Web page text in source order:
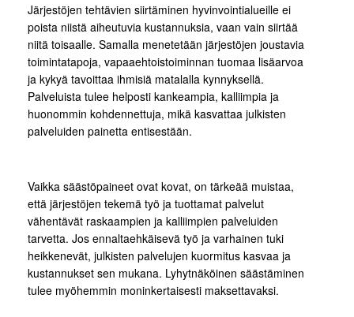
Järjestöjen tehtävien siirtäminen hyvinvointialueille ei
poista niistä aiheutuvia kustannuksia, vaan vain siirtää
niitä toisaalle. Samalla menetetään järjestöjen joustavia
toimintatapoja, vapaaehtoistoiminnan tuomaa lisäarvoa
ja kykyä tavoittaa ihmisiä matalalla kynnyksellä.
Palveluista tulee helposti kankeampia, kalliimpia ja
huonommin kohdennettuja, mikä kasvattaa julkisten
palveluiden painetta entisestään.
Vaikka säästöpaineet ovat kovat, on tärkeää muistaa,
että järjestöjen tekemä työ ja tuottamat palvelut
vähentävät raskaampien ja kalliimpien palveluiden
tarvetta. Jos ennaltaehkäisevä työ ja varhainen tuki
heikkenevät, julkisten palvelujen kuormitus kasvaa ja
kustannukset sen mukana. Lyhytnäköinen säästäminen
tulee myöhemmin moninkertaisesti maksettavaksi.